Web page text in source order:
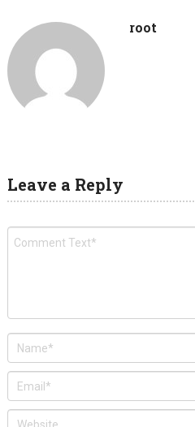
root
Leave a Reply